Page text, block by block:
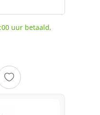
uur betaald,